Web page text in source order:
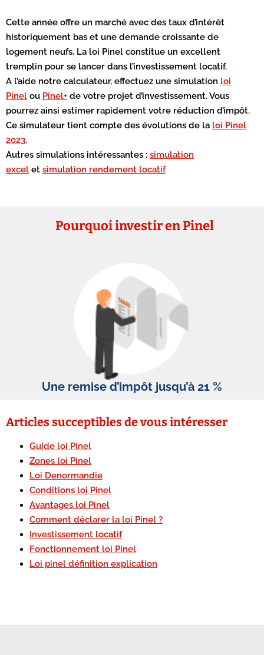
Cette année offre un marché avec des taux d’intérêt
historiquement bas et une demande croissante de
logement neufs. La loi Pinel constitue un excellent
tremplin pour se lancer dans l’investissement locatif.
A l’aide notre calculateur, effectuez une simulation loi
Pinel ou Pinel+ de votre projet d’investissement. Vous
pourrez ainsi estimer rapidement votre réduction d’impôt.
Ce simulateur tient compte des évolutions de la loi Pinel
2023.
Autres simulations intéressantes : simulation
excel et simulation rendement locatif
Pourquoi investir en Pinel
Une remise d’impôt jusqu’à 21 %
Articles succeptibles de vous intéresser
Guide loi Pinel
Zones loi Pinel
Loi Denormandie
Conditions loi Pinel
Avantages loi Pinel
Comment déclarer la loi Pinel ?
Investissement locatif
Fonctionnement loi Pinel
Loi pinel définition explication